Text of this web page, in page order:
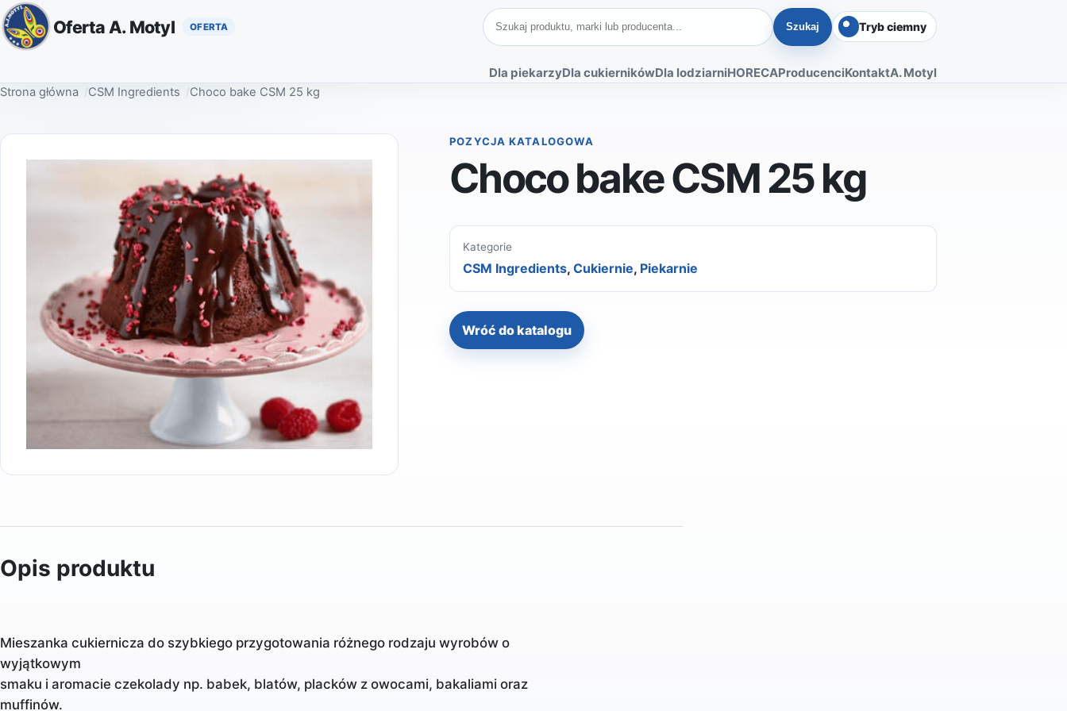
Oferta A. Motyl Szukaj produktów
Szukaj Tryb ciemny
Dla piekarzyDla cukiernikówDla lodziarniHORECAProducenciKontaktA. Motyl
Strona główna CSM Ingredients Choco bake CSM 25 kg
POZYCJA KATALOGOWA
Choco bake CSM 25 kg
Kategorie
CSM Ingredients,Cukiernie, Piekarnie
Wróć do katalogu
Opis produktu
Mieszanka cukiernicza do szybkiego przygotowania różnego rodzaju wyrobów o
wyjątkowym
smaku i aromacie czekolady np. babek, blatów, placków z owocami, bakaliami oraz
muffinów.